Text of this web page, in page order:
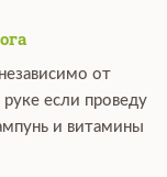
от
руке если проведу
и витамины